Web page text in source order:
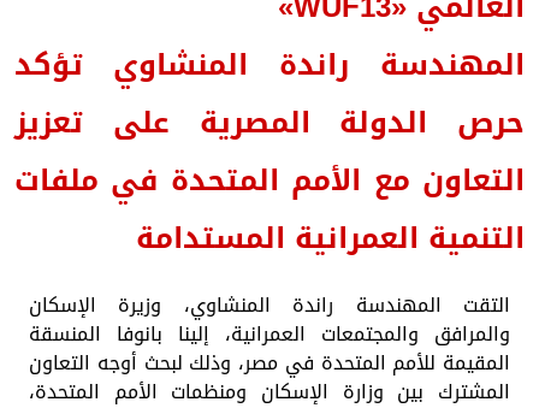
المهندسة راندة المنشاوي تؤكد
حرص الدولة المصرية على تعزيز
التعاون مع الأمم المتحدة في ملفات
التنمية العمرانية المستدامة
التقت المهندسة راندة المنشاوي، وزيرة الإسكان
والمرافق والمجتمعات العمرانية، إلينا بانوفا المنسقة
المقيمة للأمم المتحدة في مصر، وذلك لبحث أوجه التعاون
المشترك بين وزارة الإسكان ومنظمات الأمم المتحدة،